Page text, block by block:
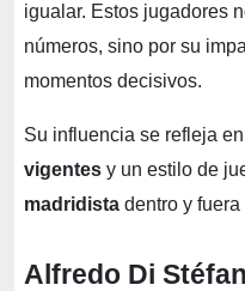
igualar. Estos jugadores
números, sino por su
momentos decisivos.
Su influencia se refleja
vigentes y un estilo de
madridista dentro y
Alfredo Di